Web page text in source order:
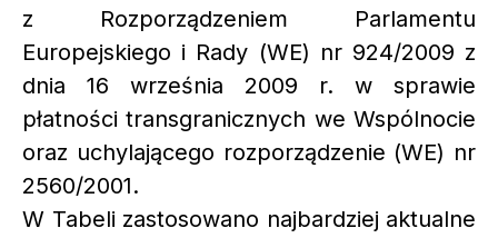
z Rozporządzeniem Parlamentu
Europejskiego i Rady (WE) nr 924/2009 z
dnia 16 września 2009 r. w sprawie
płatności transgranicznych we Wspólnocie
oraz uchylającego rozporządzenie (WE) nr
2560/2001.
W Tabeli zastosowano najbardziej aktualne